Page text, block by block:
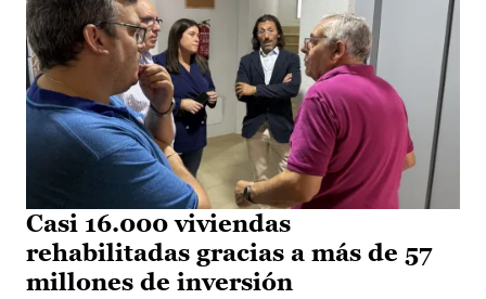
Casi 16.000 viviendas
rehabilitadas gracias a más de 57
millones de inversión